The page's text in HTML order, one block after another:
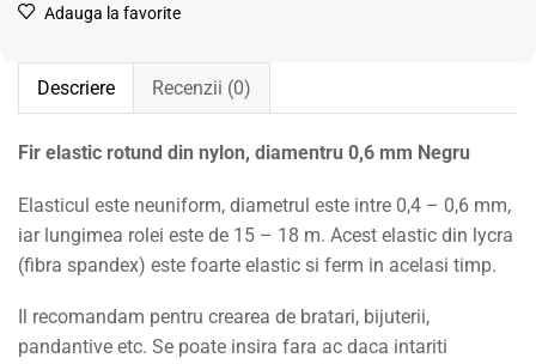
Adauga la favorite
Descriere Recenzii (0)
Fir elastic rotund din nylon, diamentru 0,6 mm Negru
Elasticul este neuniform, diametrul este intre 0,4 – 0,6 mm,
iar lungimea rolei este de 15 – 18 m. Acest elastic din lycra
(fibra spandex) este foarte elastic si ferm in acelasi timp.
Il recomandam pentru crearea de bratari, bijuterii,
pandantive etc. Se poate insira fara ac daca intariti